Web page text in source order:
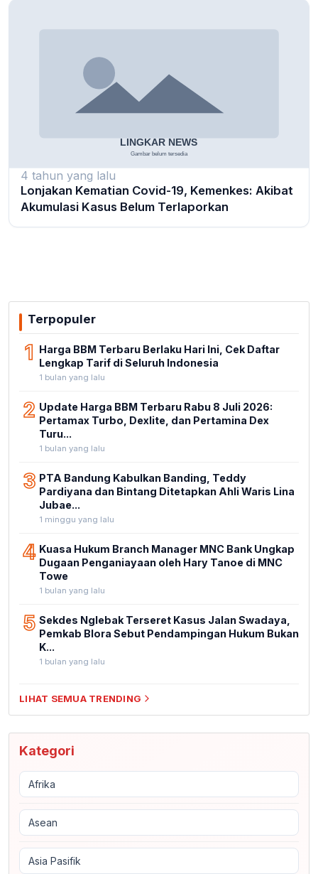
4 tahun yang lalu
Lonjakan Kematian Covid-19, Kemenkes: Akibat
Akumulasi Kasus Belum Terlaporkan
Terpopuler
1 Harga BBM Terbaru Berlaku Hari Ini, Cek Daftar
Lengkap Tarif di Seluruh Indonesia
1 bulan yang lalu
2 Update Harga BBM Terbaru Rabu 8 Juli 2026:
Pertamax Turbo, Dexlite, dan Pertamina Dex
Turu...
1 bulan yang lalu
3 PTA Bandung Kabulkan Banding, Teddy
Pardiyana dan Bintang Ditetapkan Ahli Waris Lina
Jubae...
1 minggu yang lalu
4 Kuasa Hukum Branch Manager MNC Bank Ungkap
Dugaan Penganiayaan oleh Hary Tanoe di MNC
Towe
1 bulan yang lalu
5 Sekdes Nglebak Terseret Kasus Jalan Swadaya,
Pemkab Blora Sebut Pendampingan Hukum Bukan
K...
1 bulan yang lalu
LIHAT SEMUA TRENDING
Kategori
Afrika
Asean
Asia Pasifik